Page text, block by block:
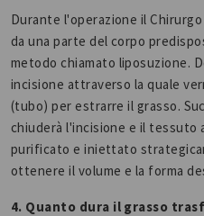
Durante l'operazione il
da una parte del corpo
metodo chiamato liposuzione.
incisione attraverso la quale
(tubo) per estrarre il grasso.
chiuderà l'incisione e il tessuto
purificato e iniettato
ottenere il volume e la forma
4. Quanto dura il grasso